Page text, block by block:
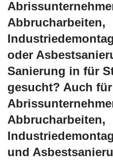
Abbrucharbeiten,
oder
Sanierung in für
gesucht? Auch für
Abbrucharbeiten,
und